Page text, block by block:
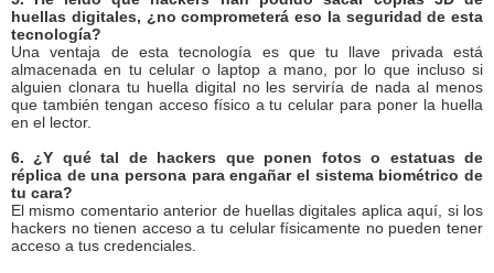
huellas digitales, ¿no comprometerá eso la seguridad de esta
tecnología?
Una ventaja de esta tecnología es que tu llave privada está
almacenada en tu celular o laptop a mano, por lo que incluso si
alguien clonara tu huella digital no les serviría de nada al menos
que también tengan acceso físico a tu celular para poner la huella
en el lector.
6. ¿Y qué tal de hackers que ponen fotos o estatuas de
réplica de una persona para engañar el sistema biométrico de
tu cara?
El mismo comentario anterior de huellas digitales aplica aquí, si los
hackers no tienen acceso a tu celular físicamente no pueden tener
acceso a tus credenciales.